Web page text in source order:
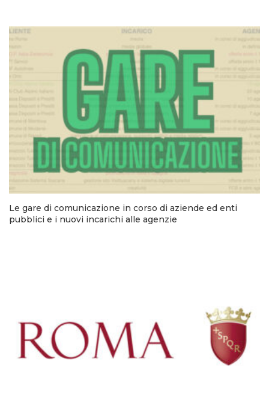
Le gare di comunicazione in corso di aziende ed enti
pubblici e i nuovi incarichi alle agenzie